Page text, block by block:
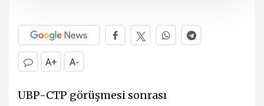
A+ A-
UBP-CTP görüşmesi sonrası